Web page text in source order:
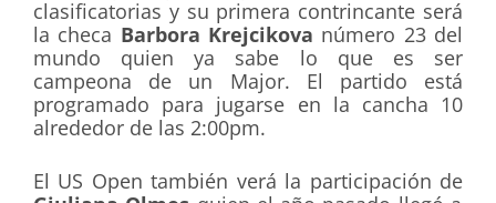
clasificatorias y su primera contrincante será
la checa Barbora Krejcikova número 23 del
mundo quien ya sabe lo que es ser
campeona de un Major. El partido está
programado para jugarse en la cancha 10
alrededor de las 2:00pm.
El US Open también verá la participación de